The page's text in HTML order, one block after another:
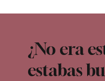
¿No era
estabas